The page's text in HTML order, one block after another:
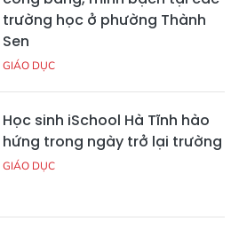
trường học ở phường Thành
Sen
GIÁO DỤC
Học sinh iSchool Hà Tĩnh hào
hứng trong ngày trở lại trường
GIÁO DỤC